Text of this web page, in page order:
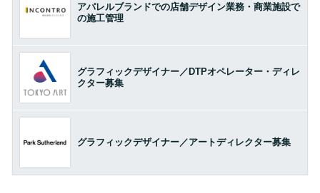
アパレルブランドでの店舗デザイン業務・商業施設で
の施工管理
グラフィックデザイナー／DTPオペレーター・ディレ
クター募集
グラフィックデザイナー／アートディレクター募集